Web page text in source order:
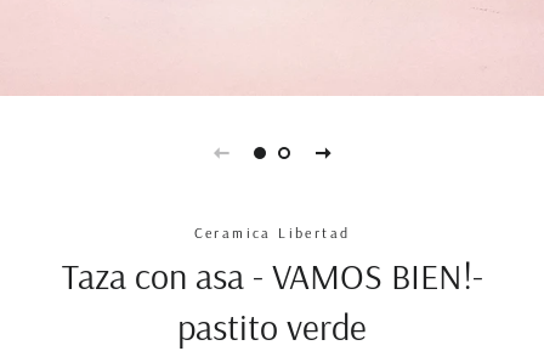
Ceramica Libertad
Taza con asa - VAMOS BIEN!-
pastito verde